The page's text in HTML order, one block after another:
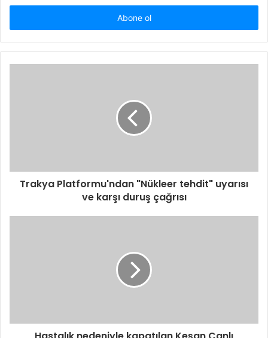
adresinizi
Trakya Platformu'ndan "Nükleer tehdit" uyarısı
ve karşı duruş çağrısı